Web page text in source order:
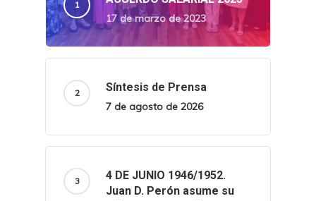
17 de marzo de 2023
Síntesis de Prensa
7 de agosto de 2026
4 DE JUNIO 1946/1952.
Juan D. Perón asume su